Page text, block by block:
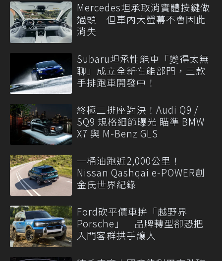
Mercedes坦承取消實體按鍵做
過頭 但車內大螢幕不會因此
消失
Subaru坦承性能車「變得太無
聊」成立全新性能部門，三款
手排跑車開發中！
終極三排座對決！Audi Q9 /
SQ9 規格細節曝光 瞄準 BMW
X7 與 M-Benz GLS
一桶油跑近2,000公里！
Nissan Qashqai e-POWER創
金氏世界紀錄
Ford砍平價車拚「越野界
Porsche」 品牌轉型卻恐把
入門客群拱手讓人